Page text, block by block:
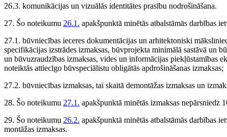
26.3. komunikācijas un vizuālās identitātes prasību nodrošināšana.
27. Šo noteikumu 26.1. apakšpunktā minētās atbalstāmās darbības
27.1. būvniecības ieceres dokumentācijas un arhitektoniski
specifikācijas izstrādes izmaksas, būvprojekta minimālā sastāvā un
un būvuzraudzības izmaksas, vides un informācijas piekļūstamības
noteiktās attiecīgo būvspeciālistu obligātās apdrošināšanas izmaksas;
27.2. būvniecības izmaksas, tai skaitā demontāžas izmaksas un
28. Šo noteikumu 27.1. apakšpunktā minētās izmaksas nepārsniedz
29. Šo noteikumu 26.2. apakšpunktā minētās atbalstāmās darbības
montāžas izmaksas.